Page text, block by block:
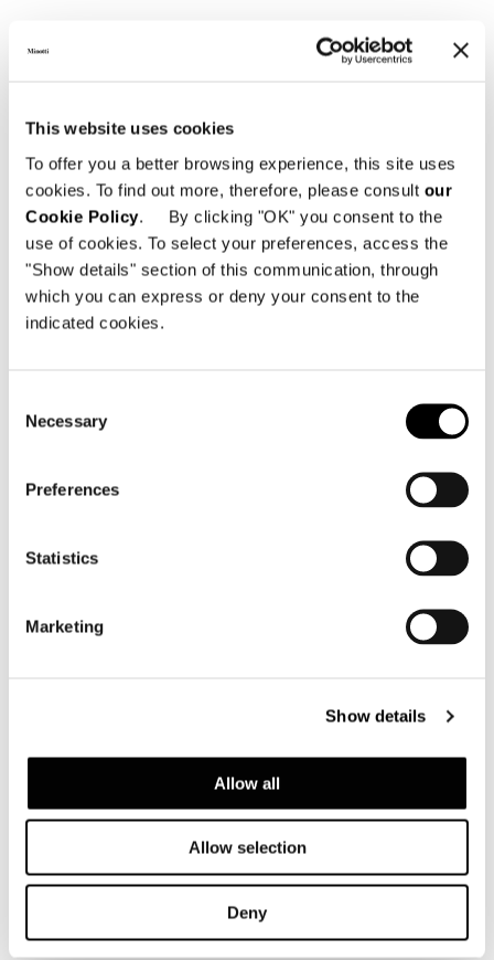
This website uses cookies
To offer you a better browsing experience, this site uses
cookies. To find out more, therefore, please consult our
Cookie Policy. By clicking "OK" you consent to the
use of cookies. To select your preferences, access the
"Show details" section of this communication, through
which you can express or deny your consent to the
indicated cookies.
Selection
Necessary
Preferences
Statistics
Marketing
Show details
Allow all
Allow selection
Deny